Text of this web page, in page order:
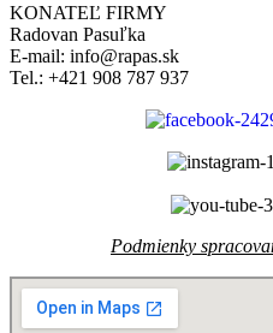
KONATEĽ FIRMY
Radovan Pasuľka
E-mail: info@rapas.sk
Tel.: +421 908 787 937
Podmienky